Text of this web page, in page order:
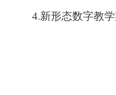
4.新形态数字教